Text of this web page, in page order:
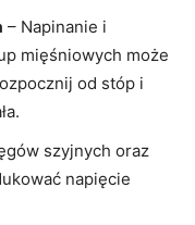
– Napinanie i
mięśniowych może
od stóp i
szyjnych oraz
napięcie